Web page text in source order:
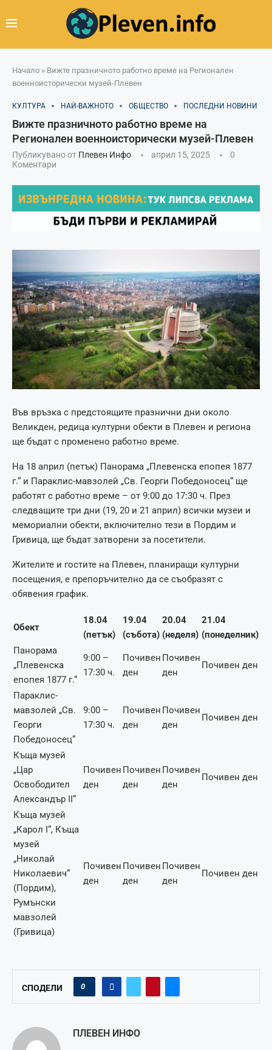
Начало » Вижте празничното работно време на Регионален
военноисторически музей-Плевен
КУЛТУРА НАЙ-ВАЖНОТО ОБЩЕСТВО ПОСЛЕДНИ НОВИНИ
Вижте празничното работно време на
Регионален военноисторически музей-Плевен
Публикувано от Плевен Инфо април 15, 2025
0
Коментари
Във връзка с предстоящите празнични дни около
Великден, редица културни обекти в Плевен и региона
ще бъдат с променено работно време.
На 18 април (петък) Панорама „Плевенска епопея 1877
г.“ и Параклис-мавзолей „Св. Георги Победоносец“ ще
работят с работно време – от 9:00 до 17:30 ч. През
следващите три дни (19, 20 и 21 април) всички музеи и
мемориални обекти, включително тези в Пордим и
Гривица, ще бъдат затворени за посетители.
Жителите и гостите на Плевен, планиращи културни
посещения, е препоръчително да се съобразят с
обявения график.
Обект
18.04
(петък)
19.04
(събота)
20.04
(неделя)
21.04
(понеделник)
Панорама
„Плевенска
епопея 1877 г.“
9:00 –
17:30 ч.
Почивен
ден
Почивен
ден
Почивен ден
Параклис-
мавзолей „Св.
Георги
Победоносец“
9:00 –
17:30 ч.
Почивен
ден
Почивен
ден
Почивен ден
Къща музей
„Цар
Освободител
Александър ІІ“
Почивен
ден
Почивен
ден
Почивен
ден
Почивен ден
Къща музей
„Карол І“, Къща
музей
„Николай
Николаевич“
(Пордим),
Румънски
мавзолей
(Гривица)
Почивен
ден
Почивен
ден
Почивен
ден
Почивен ден
СПОДЕЛИ 0
ПЛЕВЕН ИНФО